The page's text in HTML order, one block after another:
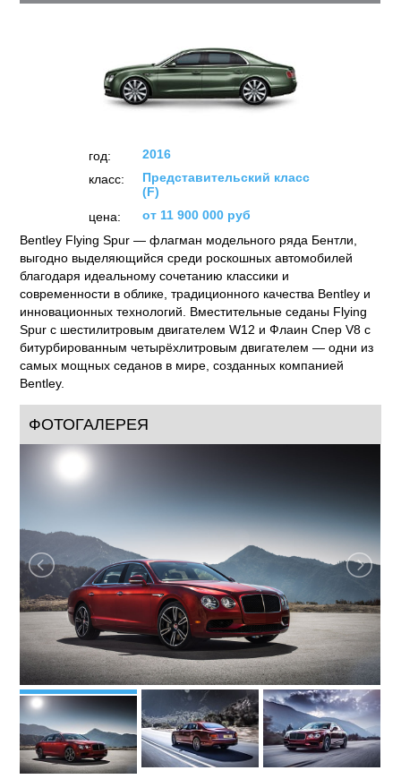
год:
2016
класс:
Представительский класс
(F)
цена:
от 11 900 000 руб
Bentley Flying Spur — флагман модельного ряда Бентли,
выгодно выделяющийся среди роскошных автомобилей
благодаря идеальному сочетанию классики и
современности в облике, традиционного качества Bentley и
инновационных технологий. Вместительные седаны Flying
Spur с шестилитровым двигателем W12 и Флаин Спер V8 с
битурбированным четырёхлитровым двигателем — одни из
самых мощных седанов в мире, созданных компанией
Bentley.
ФОТОГАЛЕРЕЯ